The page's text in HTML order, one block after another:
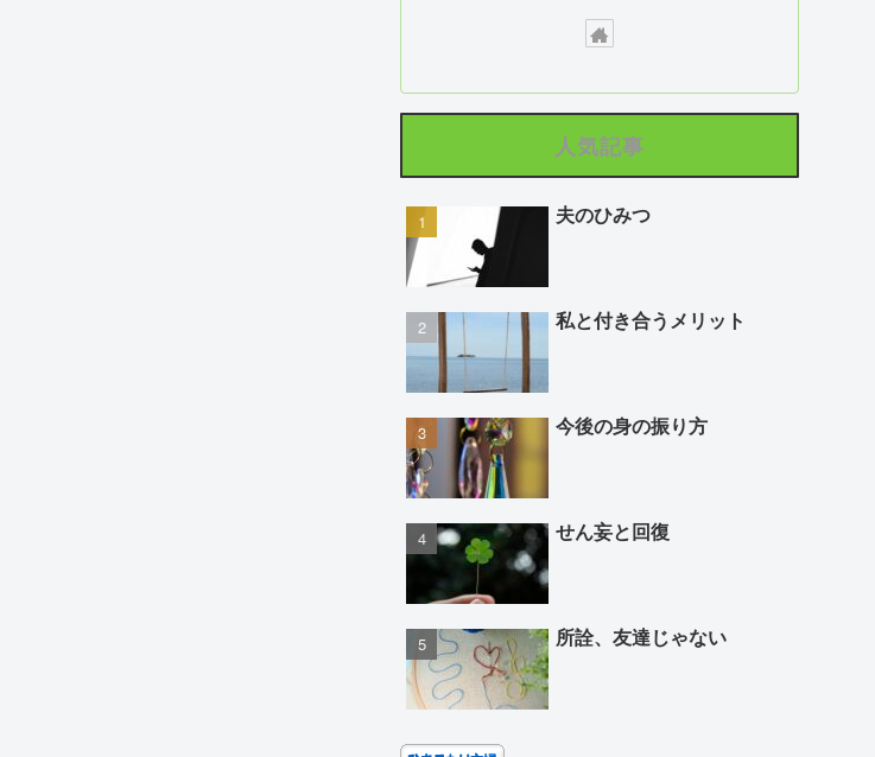
人気記事
夫のひみつ
私と付き合うメリット
今後の身の振り方
せん妄と回復
所詮、友達じゃない